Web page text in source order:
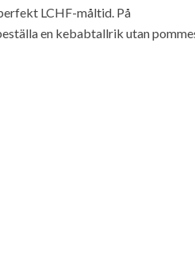
LCHF-måltid. På
en kebabtallrik utan